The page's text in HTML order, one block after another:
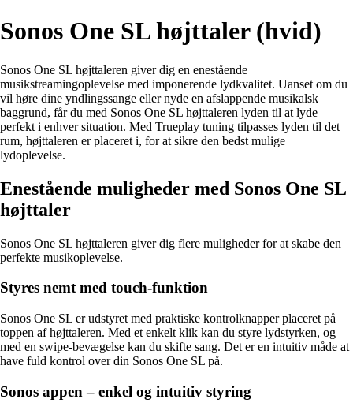
Sonos One SL højttaler (hvid)
Sonos One SL højttaleren giver dig en enestående
musikstreamingoplevelse med imponerende lydkvalitet. Uanset om du
vil høre dine yndlingssange eller nyde en afslappende musikalsk
baggrund, får du med Sonos One SL højttaleren lyden til at lyde
perfekt i enhver situation. Med Trueplay tuning tilpasses lyden til det
rum, højttaleren er placeret i, for at sikre den bedst mulige
lydoplevelse.
Enestående muligheder med Sonos One SL
højttaler
Sonos One SL højttaleren giver dig flere muligheder for at skabe den
perfekte musikoplevelse.
Styres nemt med touch-funktion
Sonos One SL er udstyret med praktiske kontrolknapper placeret på
toppen af højttaleren. Med et enkelt klik kan du styre lydstyrken, og
med en swipe-bevægelse kan du skifte sang. Det er en intuitiv måde at
have fuld kontrol over din Sonos One SL på.
Sonos appen – enkel og intuitiv styring